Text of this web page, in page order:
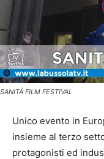
SANITÁ FILM FESTIVAL
Unico evento in
insieme al terzo
protagonisti ed